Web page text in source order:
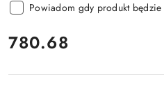
Powiadom gdy produkt będzie
cena:
780.68